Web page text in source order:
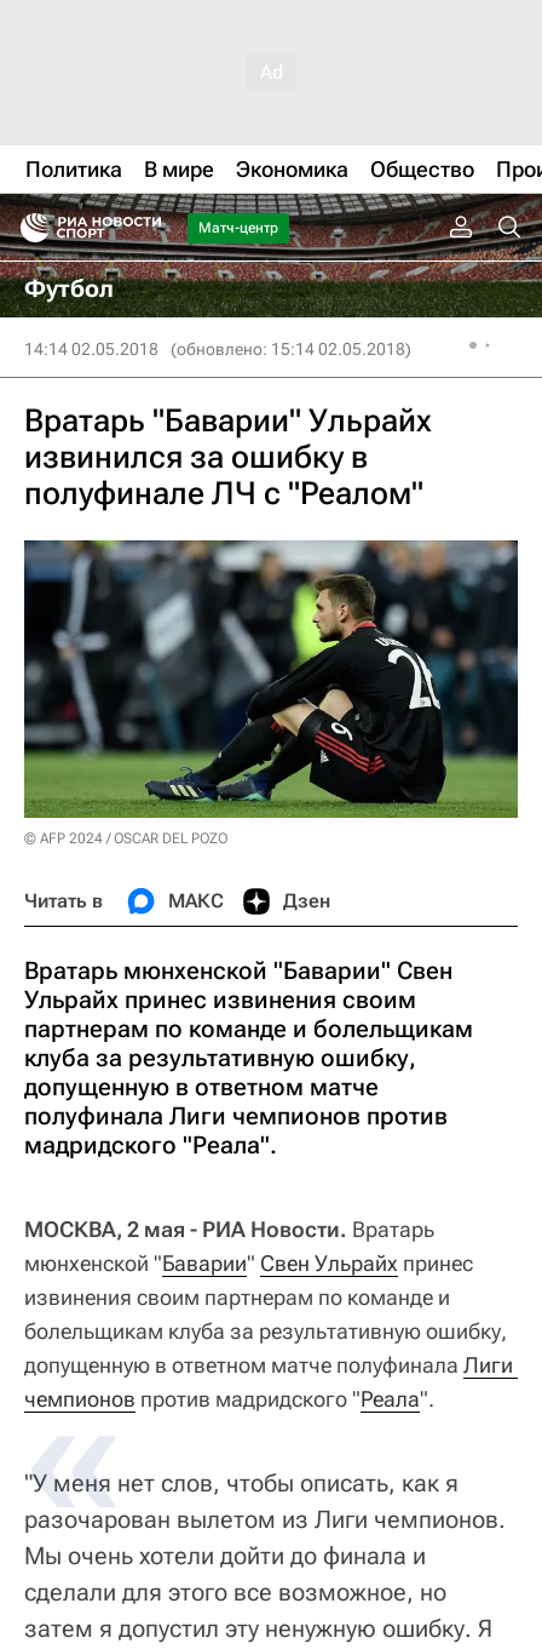
Политика В мире Экономика Общество
Матч-центр
Футбол
14:14 02.05.2018 (обновлено: 15:14 02.05.2018)
Вратарь "Баварии" Ульрайх
извинился за ошибку в
полуфинале ЛЧ с "Реалом"
© AFP 2024 / OSCAR DEL POZO
Читать в МАКС Дзен
Вратарь мюнхенской "Баварии" Свен
Ульрайх принес извинения своим
партнерам по команде и болельщикам
клуба за результативную ошибку,
допущенную в ответном матче
полуфинала Лиги чемпионов против
мадридского "Реала".
МОСКВА, 2 мая - РИА Новости. Вратарь
мюнхенской "Баварии" Свен Ульрайх принес
извинения своим партнерам по команде и
болельщикам клуба за результативную ошибку,
допущенную в ответном матче полуфинала Лиги
чемпионов против мадридского "Реала".
"У меня нет слов, чтобы описать, как я
разочарован вылетом из Лиги чемпионов.
Мы очень хотели дойти до финала и
сделали для этого все возможное, но
затем я допустил эту ненужную ошибку. Я